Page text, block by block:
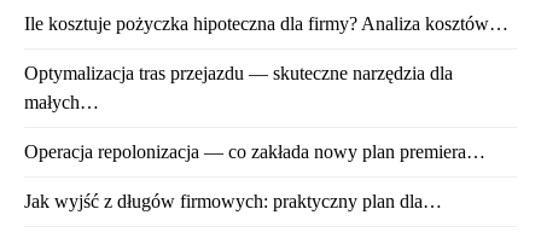
Ile kosztuje pożyczka hipoteczna dla firmy? Analiza kosztów…
Optymalizacja tras przejazdu — skuteczne narzędzia dla
małych…
Operacja repolonizacja — co zakłada nowy plan premiera…
Jak wyjść z długów firmowych: praktyczny plan dla…